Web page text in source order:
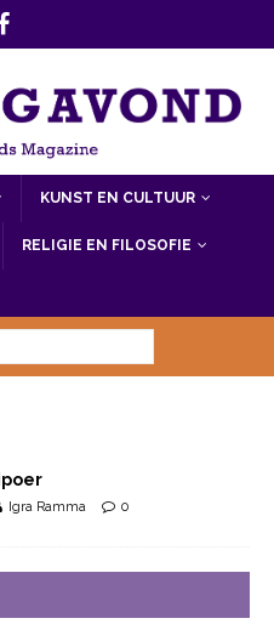
KUNST EN CULTUUR
RELIGIE EN FILOSOFIE
Igra Ramma 0